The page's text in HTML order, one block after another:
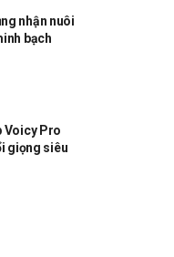
nhận nuôi
bạch
Voicy Pro
giọng siêu